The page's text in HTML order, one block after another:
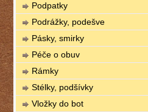
Podpatky
Podrážky, podešve
Pásky, smirky
Péče o obuv
Rámky
Stélky, podšívky
Vložky do bot